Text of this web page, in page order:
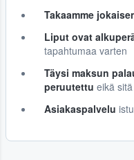
Takaamme
Liput ovat
tapahtumaa varten
Täysi maksun
peruutettu eikä
Asiakaspalvelu